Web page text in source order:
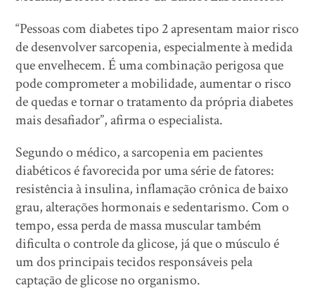
“Pessoas com diabetes tipo 2 apresentam maior risco
de desenvolver sarcopenia, especialmente à medida
que envelhecem. É uma combinação perigosa que
pode comprometer a mobilidade, aumentar o risco
de quedas e tornar o tratamento da própria diabetes
mais desafiador”, afirma o especialista.
Segundo o médico, a sarcopenia em pacientes
diabéticos é favorecida por uma série de fatores:
resistência à insulina, inflamação crônica de baixo
grau, alterações hormonais e sedentarismo. Com o
tempo, essa perda de massa muscular também
dificulta o controle da glicose, já que o músculo é
um dos principais tecidos responsáveis pela
captação de glicose no organismo.